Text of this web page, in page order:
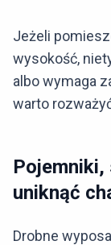
Jeżeli
wysokość,
albo wymaga
warto
uniknąć
Drobne